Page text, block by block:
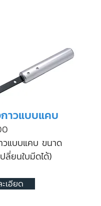
าวแบบแคบ
วแบบแคบ ขนาด
ลี่ยนใบมีดได้)
เอียด